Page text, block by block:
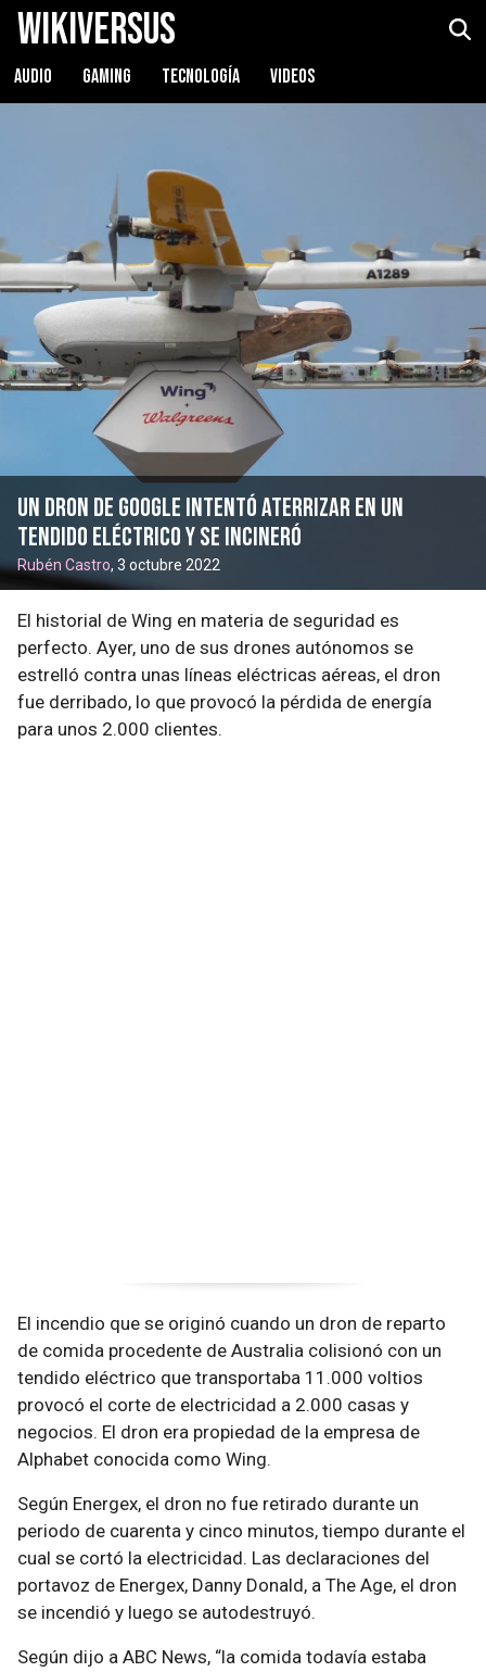
WikiVersus
AUDIO GAMING TECNOLOGÍA VIDEOS
Un dron de Google intentó aterrizar en un
tendido eléctrico y se incineró
Rubén Castro, 3 octubre 2022
El historial de Wing en materia de seguridad es
perfecto. Ayer, uno de sus drones autónomos se
estrelló contra unas líneas eléctricas aéreas, el dron
fue derribado, lo que provocó la pérdida de energía
para unos 2.000 clientes.
El incendio que se originó cuando un dron de reparto
de comida procedente de Australia colisionó con un
tendido eléctrico que transportaba 11.000 voltios
provocó el corte de electricidad a 2.000 casas y
negocios. El dron era propiedad de la empresa de
Alphabet conocida como Wing.
Según Energex, el dron no fue retirado durante un
periodo de cuarenta y cinco minutos, tiempo durante el
cual se cortó la electricidad. Las declaraciones del
portavoz de Energex, Danny Donald, a The Age, el dron
se incendió y luego se autodestruyó.
Según dijo a ABC News, “la comida todavía estaba